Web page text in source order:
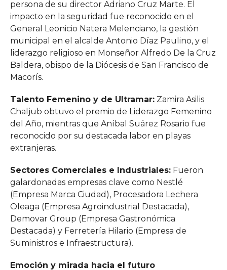
persona de su director Adriano Cruz Marte. El
impacto en la seguridad fue reconocido en el
General Leonicio Natera Melenciano, la gestión
municipal en el alcalde Antonio Díaz Paulino, y el
liderazgo religioso en Monseñor Alfredo De la Cruz
Baldera, obispo de la Diócesis de San Francisco de
Macorís.
Talento Femenino y de Ultramar:Zamira Asilis
Chaljub obtuvo el premio de Liderazgo Femenino
del Año, mientras que Aníbal Suárez Rosario fue
reconocido por su destacada labor en playas
extranjeras.
Sectores Comerciales e Industriales:Fueron
galardonadas empresas clave como Nestlé
(Empresa Marca Ciudad), Procesadora Lechera
Oleaga (Empresa Agroindustrial Destacada),
Demovar Group (Empresa Gastronómica
Destacada) y Ferretería Hilario (Empresa de
Suministros e Infraestructura).
Emoción y mirada hacia el futuro